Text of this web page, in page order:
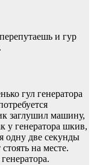
и гур
гул генератора
заглушил машину,
у генератора шкив,
одну две секунды
на месте.